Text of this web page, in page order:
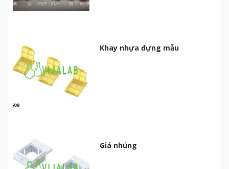
Khay nhựa đựng mẫu
Giá nhúng